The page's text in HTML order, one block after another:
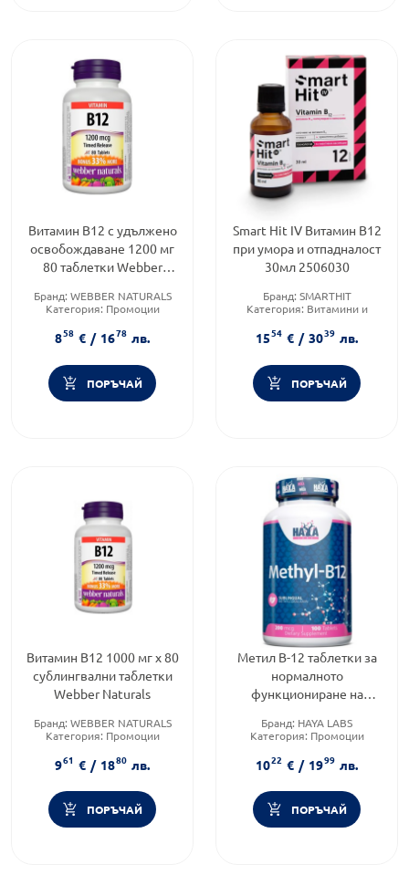
Витамин B12 с удължено
освобождаване 1200 мг
80 таблетки Webber
Бранд: WEBBER NATURALS
Категория: Промоции
858 € / 1678 лв.
ПОРЪЧАЙ
Smart Hit IV Витамин B12
при умора и отпадналост
30мл 2506030
Бранд: SMARTHIT
Категория: Витамини и
Форма на продукта:капки
1554 € / 3039 лв.
ПОРЪЧАЙ
Витамин В12 1000 мг х 80
сублингвални таблетки
Webber Naturals
Бранд: WEBBER NATURALS
Категория: Промоции
961 € / 1880 лв.
ПОРЪЧАЙ
Метил B-12 таблетки зa
нормалното
функциониране нa
x100 Haya labs
Бранд: HAYA LABS
Категория: Промоции
1022 € / 1999 лв.
ПОРЪЧАЙ